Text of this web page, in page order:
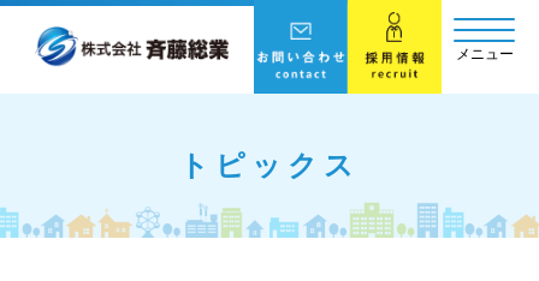
メニュー
トピックス